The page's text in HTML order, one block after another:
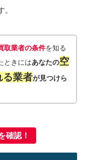
取業者の条件を知る
ときにはあなたの空
る業者が見つけら
確認！